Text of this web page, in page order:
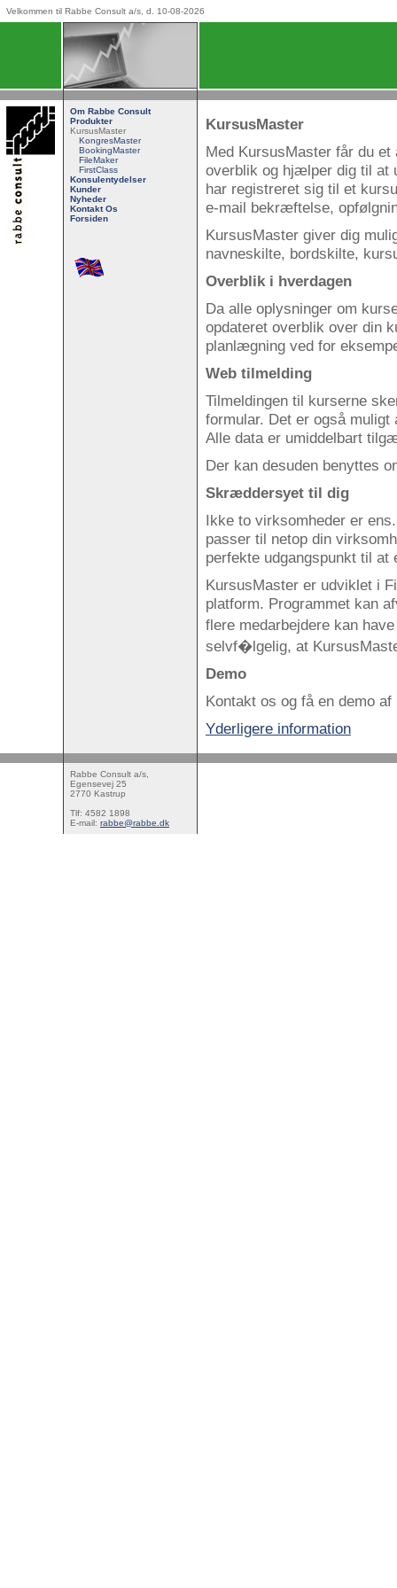
Velkommen til Rabbe Consult a/s, d. 10-08-2026
Om Rabbe Consult
Produkter
KursusMaster
KongresMaster
BookingMaster
FileMaker
FirstClass
Konsulentydelser
Kunder
Nyheder
Kontakt Os
Forsiden
KursusMaster
Med KursusMaster får du
overblik og hjælper dig til at
har registreret sig til et
e-mail bekræftelse,
KursusMaster giver dig
navneskilte, bordskilte,
Overblik i hverdagen
Da alle oplysninger om
opdateret overblik over din
planlægning ved for
Web tilmelding
Tilmeldingen til kurserne
formular. Det er også
Alle data er umiddelbart
Der kan desuden benyttes
Skræddersyet til dig
Ikke to virksomheder er
passer til netop din
perfekte udgangspunkt til
KursusMaster er udviklet i
platform. Programmet kan
flere medarbejdere kan
selvf�lgelig, at
Demo
Kontakt os og få en demo
Yderligere information
Rabbe Consult a/s,
Egensevej 25
2770 Kastrup
Tlf: 4582 1898
E-mail: rabbe@rabbe.dk